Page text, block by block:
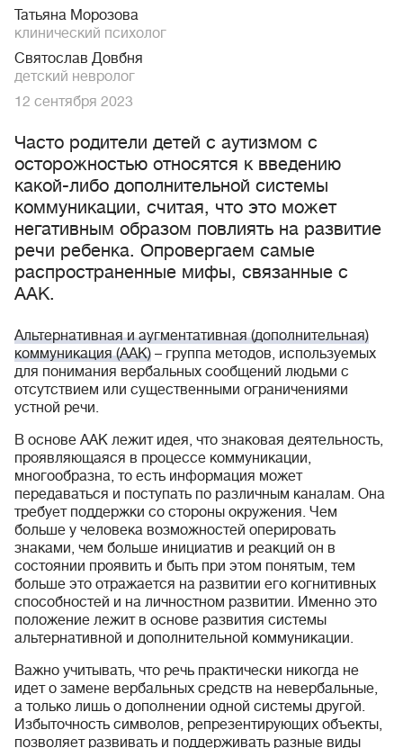
Татьяна Морозова
клинический психолог
Святослав Довбня
детский невролог
12 сентября 2023
Часто родители детей с аутизмом с
осторожностью относятся к введению
какой-либо дополнительной системы
коммуникации, считая, что это может
негативным образом повлиять на развитие
речи ребенка. Опровергаем самые
распространенные мифы, связанные с
ААК.
Альтернативная и аугментативная (дополнительная)
коммуникация (ААК) – группа методов, используемых
для понимания вербальных сообщений людьми с
отсутствием или существенными ограничениями
устной речи.
В основе ААК лежит идея, что знаковая деятельность,
проявляющаяся в процессе коммуникации,
многообразна, то есть информация может
передаваться и поступать по различным каналам. Она
требует поддержки со стороны окружения. Чем
больше у человека возможностей оперировать
знаками, чем больше инициатив и реакций он в
состоянии проявить и быть при этом понятым, тем
больше это отражается на развитии его когнитивных
способностей и на личностном развитии. Именно это
положение лежит в основе развития системы
альтернативной и дополнительной коммуникации.
Важно учитывать, что речь практически никогда не
идет о замене вербальных средств на невербальные,
а только лишь о дополнении одной системы другой.
Избыточность символов, репрезентирующих объекты,
позволяет развивать и поддерживать разные виды